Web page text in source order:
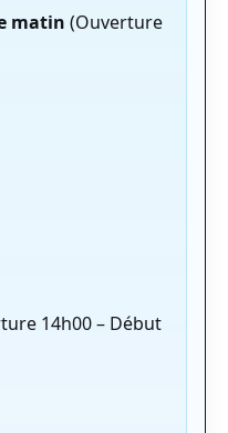
matin (Ouverture
14h00 – Début